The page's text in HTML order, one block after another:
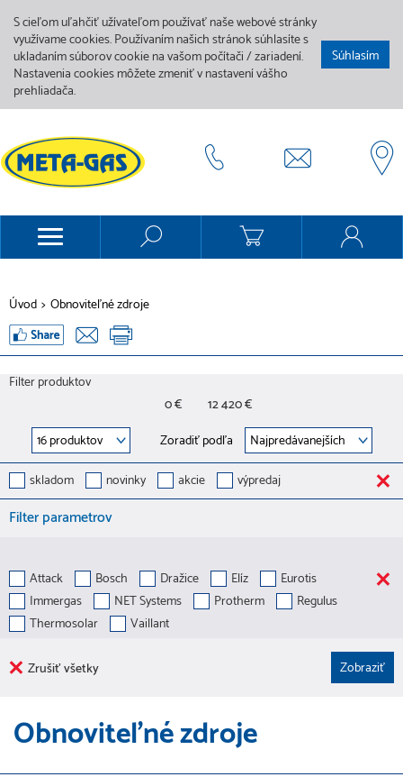
S cieľom uľahčiť užívateľom používať naše webové stránky
využívame cookies. Používaním našich stránok súhlasíte s
ukladaním súborov cookie na vašom počítači / zariadení.
Nastavenia cookies môžete zmeniť v nastavení vášho
prehliadača.
Súhlasím
Úvod > Obnoviteľné zdroje
Filter produktov
0 €
12 420 €
Zoradiť podľa
skladom
novinky akcie výpredaj
Filter parametrov
Attack Bosch Dražice Elíz
Eurotis
Immergas
NET Systems Protherm
Regulus
Thermosolar
Vaillant
Zrušiť všetky
Obnoviteľné zdroje